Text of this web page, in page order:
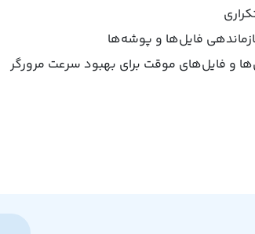
فایل‌ها و پوشه‌ها
و فایل‌های موقت برای بهبود سرعت مرورگر